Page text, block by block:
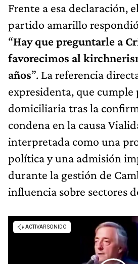
Frente a esa declaración,
partido amarillo
“Hay que preguntarle a
favorecimos al
años”. La referencia
expresidenta, que cumple
domiciliaria tras la
condena en la causa
interpretada como una
política y una admisión
durante la gestión de
influencia sobre sectores